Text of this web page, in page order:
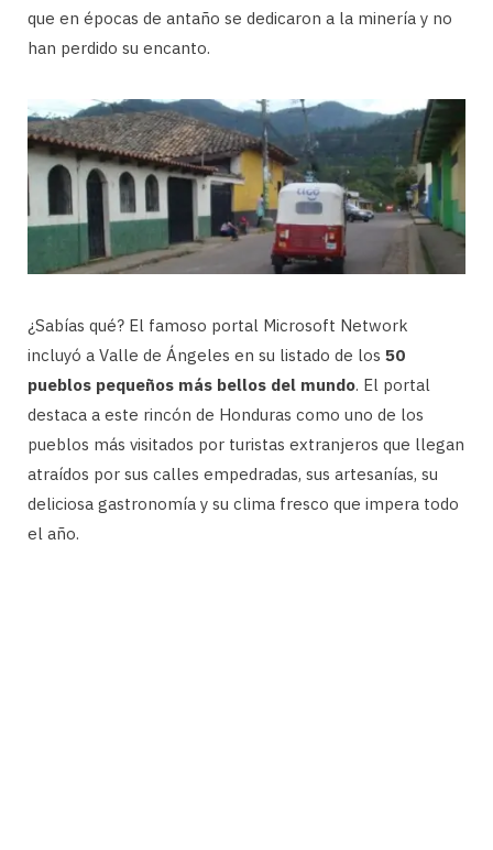
que en épocas de antaño se dedicaron a la minería y no
han perdido su encanto.
¿Sabías qué? El famoso portal Microsoft Network
incluyó a Valle de Ángeles en su listado de los 50
pueblos pequeños más bellos del mundo. El portal
destaca a este rincón de Honduras como uno de los
pueblos más visitados por turistas extranjeros que llegan
atraídos por sus calles empedradas, sus artesanías, su
deliciosa gastronomía y su clima fresco que impera todo
el año.